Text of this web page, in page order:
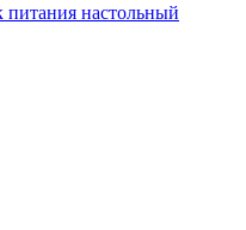
питания настольный